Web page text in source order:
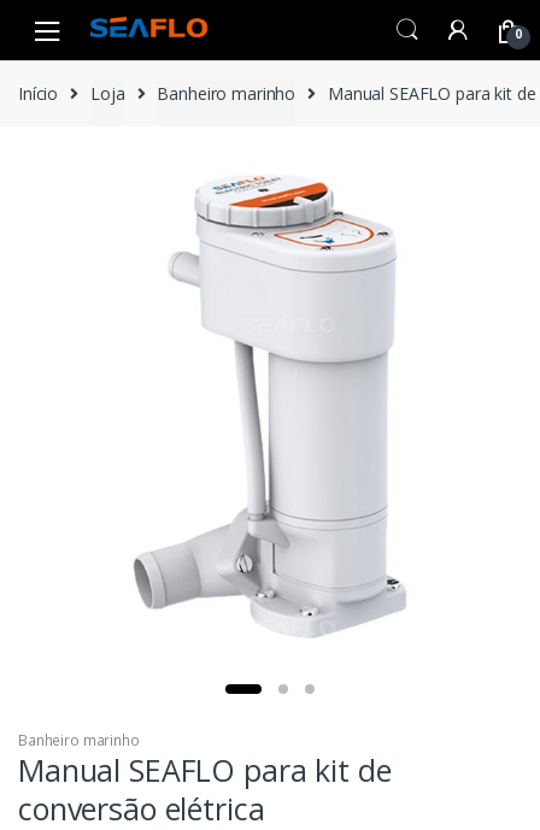
navigation
content
0
Início Loja Banheiro marinho Manual SEAFLO para kit
Banheiro marinho
Manual SEAFLO para kit de
conversão elétrica